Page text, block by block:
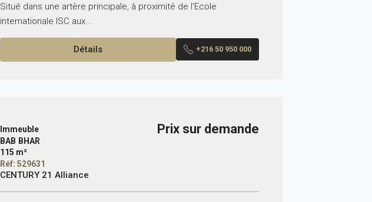
Situé dans une artère principale, à proximité de l’Ecole
internationale ISC aux...
Détails +216 50 950 000
Immeuble
BAB BHAR
115 m²
Réf: 529631
CENTURY 21 Alliance
Prix sur demande